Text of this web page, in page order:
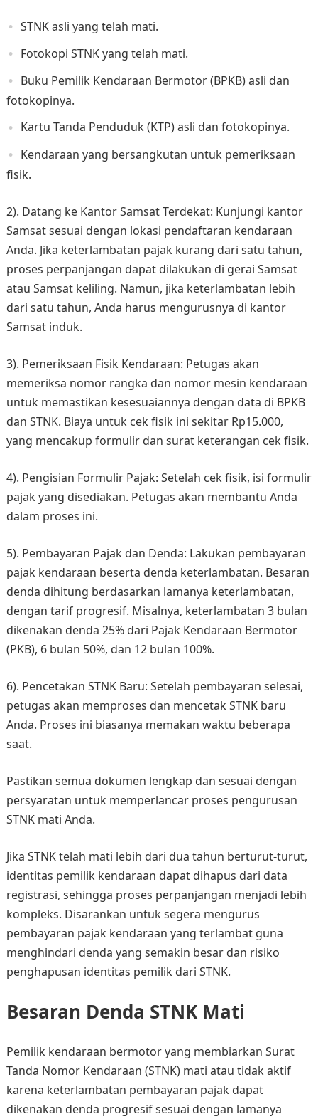
STNK asli yang telah mati.
Fotokopi STNK yang telah mati.
Buku Pemilik Kendaraan Bermotor (BPKB) asli dan
fotokopinya.
Kartu Tanda Penduduk (KTP) asli dan fotokopinya.
Kendaraan yang bersangkutan untuk pemeriksaan
fisik.
2). Datang ke Kantor Samsat Terdekat: Kunjungi kantor
Samsat sesuai dengan lokasi pendaftaran kendaraan
Anda. Jika keterlambatan pajak kurang dari satu tahun,
proses perpanjangan dapat dilakukan di gerai Samsat
atau Samsat keliling. Namun, jika keterlambatan lebih
dari satu tahun, Anda harus mengurusnya di kantor
Samsat induk.
3). Pemeriksaan Fisik Kendaraan: Petugas akan
memeriksa nomor rangka dan nomor mesin kendaraan
untuk memastikan kesesuaiannya dengan data di BPKB
dan STNK. Biaya untuk cek fisik ini sekitar Rp15.000,
yang mencakup formulir dan surat keterangan cek fisik.
4). Pengisian Formulir Pajak: Setelah cek fisik, isi formulir
pajak yang disediakan. Petugas akan membantu Anda
dalam proses ini.
5). Pembayaran Pajak dan Denda: Lakukan pembayaran
pajak kendaraan beserta denda keterlambatan. Besaran
denda dihitung berdasarkan lamanya keterlambatan,
dengan tarif progresif. Misalnya, keterlambatan 3 bulan
dikenakan denda 25% dari Pajak Kendaraan Bermotor
(PKB), 6 bulan 50%, dan 12 bulan 100%.
6). Pencetakan STNK Baru: Setelah pembayaran selesai,
petugas akan memproses dan mencetak STNK baru
Anda. Proses ini biasanya memakan waktu beberapa
saat.
Pastikan semua dokumen lengkap dan sesuai dengan
persyaratan untuk memperlancar proses pengurusan
STNK mati Anda.
Jika STNK telah mati lebih dari dua tahun berturut-turut,
identitas pemilik kendaraan dapat dihapus dari data
registrasi, sehingga proses perpanjangan menjadi lebih
kompleks. Disarankan untuk segera mengurus
pembayaran pajak kendaraan yang terlambat guna
menghindari denda yang semakin besar dan risiko
penghapusan identitas pemilik dari STNK.
Besaran Denda STNK Mati
Pemilik kendaraan bermotor yang membiarkan Surat
Tanda Nomor Kendaraan (STNK) mati atau tidak aktif
karena keterlambatan pembayaran pajak dapat
dikenakan denda progresif sesuai dengan lamanya